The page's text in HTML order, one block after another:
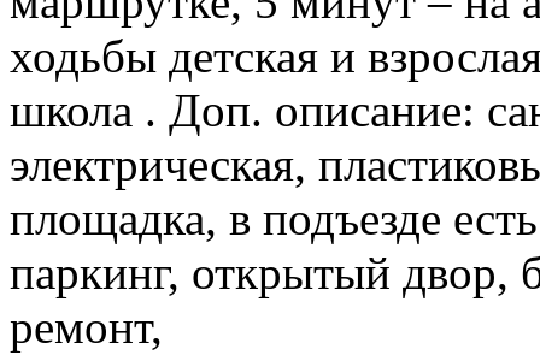
ходьбы детская и
школа . Доп. описание:
электрическая,
площадка, в подъезде
паркинг, открытый двор,
ремонт,